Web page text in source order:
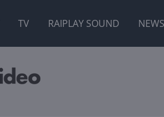
TV RAIPLAY SOUND NEWS